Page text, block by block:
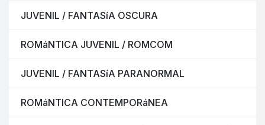
JUVENIL / FANTASíA OSCURA
ROMáNTICA JUVENIL / ROMCOM
JUVENIL / FANTASíA PARANORMAL
ROMáNTICA CONTEMPORáNEA